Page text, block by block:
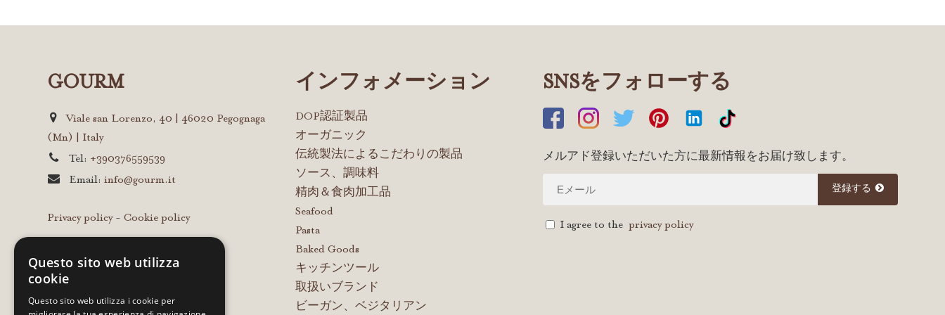
GOURM
Viale san Lorenzo, 40 | 46020 Pegognaga
(Mn) | Italy
Tel: +390376559539
Email:info@gourm.it
Privacy policy-Cookie policy
インフォメーション
DOP認証製品
オーガニック
伝統製法によるこだわりの製品
ソース、調味料
精肉＆食肉加工品
Seafood
Pasta
Baked Goods
キッチンツール
取扱いブランド
ビーガン、ベジタリアン
SNSをフォローする
メルアド登録いただいた方に最新情報をお届け致します。
I agree to the privacy policy
登録する
Questo sito web utilizza
cookie
Questo sito web utilizza i cookie per